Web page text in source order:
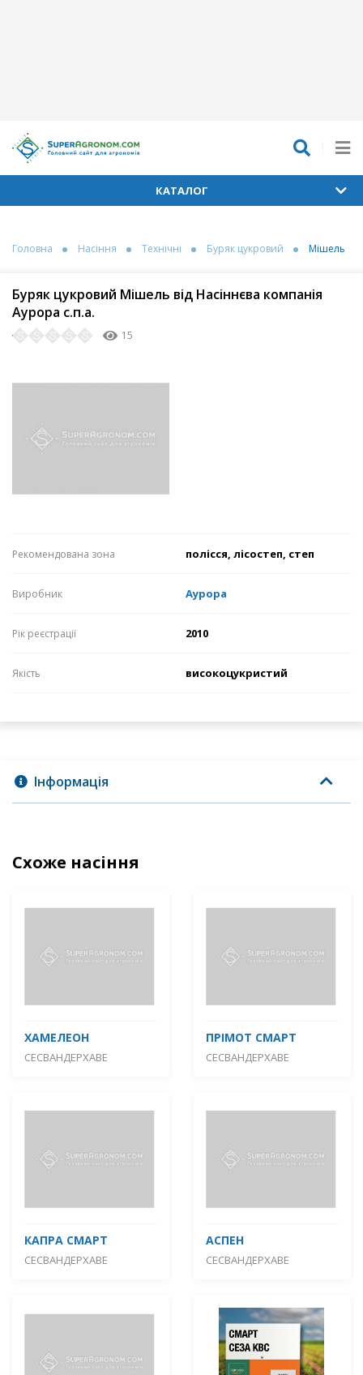
КАТАЛОГ
Головна Насіння Технічні Буряк цукровий Мішель
Буряк цукровий Мішель від Насіннєва компанія
Аурора с.п.а.
15
Рекомендована зона полісся, лісостеп, степ
Виробник Аурора
Рік реєстрації 2010
Якість високоцукристий
Інформація
Схоже насіння
ХАМЕЛЕОН
СЕСВАНДЕРХАВЕ
ПРІМОТ СМАРТ
СЕСВАНДЕРХАВЕ
КАПРА СМАРТ
СЕСВАНДЕРХАВЕ
АСПЕН
СЕСВАНДЕРХАВЕ